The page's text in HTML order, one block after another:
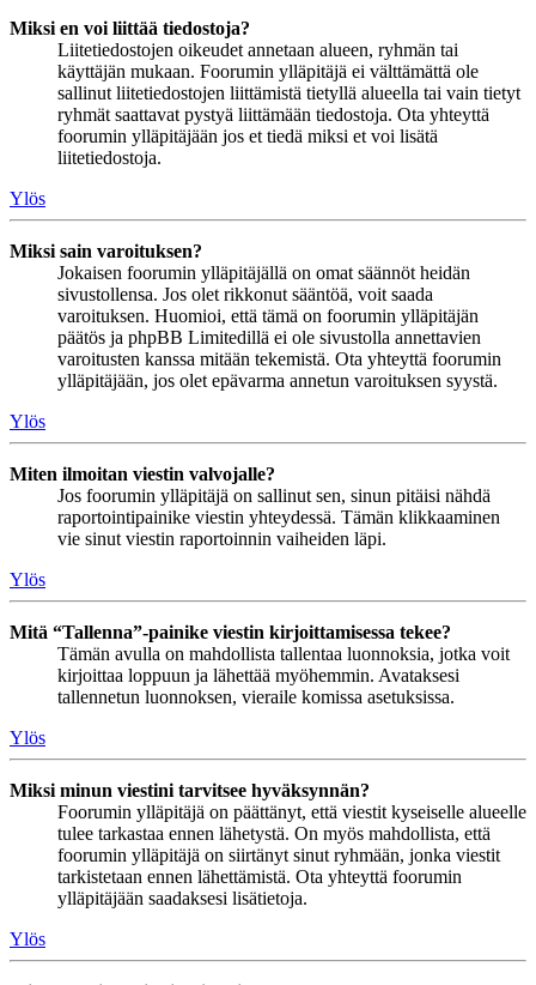
Miksi en voi liittää tiedostoja?
Liitetiedostojen oikeudet annetaan alueen, ryhmän tai
käyttäjän mukaan. Foorumin ylläpitäjä ei välttämättä ole
sallinut liitetiedostojen liittämistä tietyllä alueella tai vain tietyt
ryhmät saattavat pystyä liittämään tiedostoja. Ota yhteyttä
foorumin ylläpitäjään jos et tiedä miksi et voi lisätä
liitetiedostoja.
Ylös
Miksi sain varoituksen?
Jokaisen foorumin ylläpitäjällä on omat säännöt heidän
sivustollensa. Jos olet rikkonut sääntöä, voit saada
varoituksen. Huomioi, että tämä on foorumin ylläpitäjän
päätös ja phpBB Limitedillä ei ole sivustolla annettavien
varoitusten kanssa mitään tekemistä. Ota yhteyttä foorumin
ylläpitäjään, jos olet epävarma annetun varoituksen syystä.
Ylös
Miten ilmoitan viestin valvojalle?
Jos foorumin ylläpitäjä on sallinut sen, sinun pitäisi nähdä
raportointipainike viestin yhteydessä. Tämän klikkaaminen
vie sinut viestin raportoinnin vaiheiden läpi.
Ylös
Mitä “Tallenna”-painike viestin kirjoittamisessa tekee?
Tämän avulla on mahdollista tallentaa luonnoksia, jotka voit
kirjoittaa loppuun ja lähettää myöhemmin. Avataksesi
tallennetun luonnoksen, vieraile komissa asetuksissa.
Ylös
Miksi minun viestini tarvitsee hyväksynnän?
Foorumin ylläpitäjä on päättänyt, että viestit kyseiselle alueelle
tulee tarkastaa ennen lähetystä. On myös mahdollista, että
foorumin ylläpitäjä on siirtänyt sinut ryhmään, jonka viestit
tarkistetaan ennen lähettämistä. Ota yhteyttä foorumin
ylläpitäjään saadaksesi lisätietoja.
Ylös